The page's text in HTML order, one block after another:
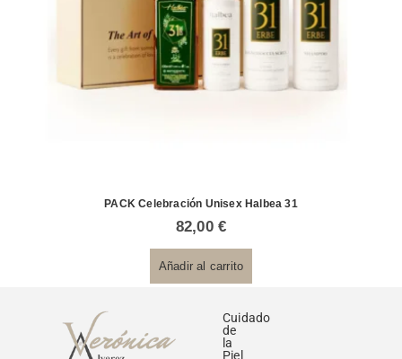
PACK Celebración Unisex Halbea 31
82,00 €
Añadir al carrito
Cuidado
de
la
Piel